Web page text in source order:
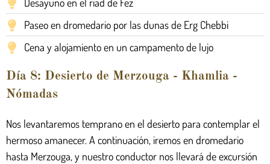
Paseo en dromedario por las dunas de Erg Chebbi
Cena y alojamiento en un campamento de lujo
Día 8: Desierto de Merzouga - Khamlia -
Nómadas
Nos levantaremos temprano en el desierto para contemplar el
hermoso amanecer. A continuación, iremos en dromedario
hasta Merzouga, y nuestro conductor nos llevará de excursión